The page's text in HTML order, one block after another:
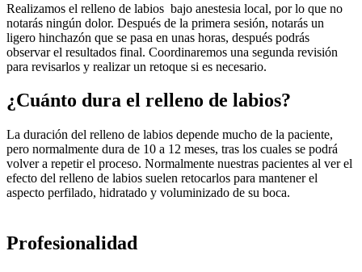
Realizamos el relleno de labios bajo anestesia local, por lo que no
notarás ningún dolor. Después de la primera sesión, notarás un
ligero hinchazón que se pasa en unas horas, después podrás
observar el resultados final. Coordinaremos una segunda revisión
para revisarlos y realizar un retoque si es necesario.
¿Cuánto dura el relleno de labios?
La duración del relleno de labios depende mucho de la paciente,
pero normalmente dura de 10 a 12 meses, tras los cuales se podrá
volver a repetir el proceso. Normalmente nuestras pacientes al ver el
efecto del relleno de labios suelen retocarlos para mantener el
aspecto perfilado, hidratado y voluminizado de su boca.
Profesionalidad